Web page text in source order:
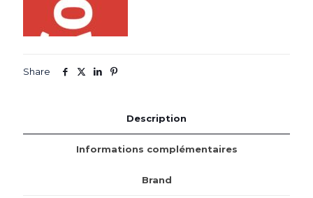
Share
Description
Informations complémentaires
Brand